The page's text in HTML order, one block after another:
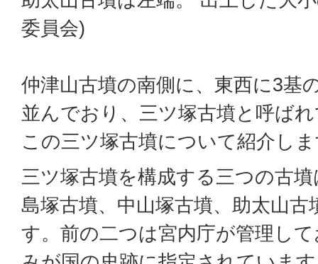
委員会)
仲津山古墳の南側に、東西に3基
並んでおり、三ツ塚古墳と呼ば
この三ツ塚古墳について紹介し
三ツ塚古墳を構成する三つの古
島塚古墳、中山塚古墳、助太山
す。前の二つは宮内庁が管理し